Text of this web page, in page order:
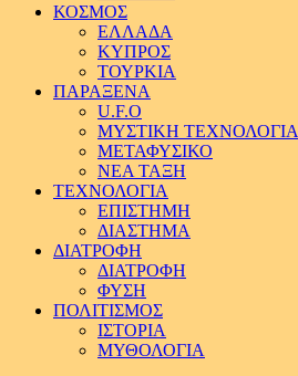
ΚΟΣΜΟΣ
ΕΛΛΑΔΑ
ΚΥΠΡΟΣ
ΤΟΥΡΚΙΑ
ΠΑΡΑΞΕΝΑ
U.F.O
ΜΥΣΤΙΚΗ ΤΕΧΝΟΛΟΓΙΑ
ΜΕΤΑΦΥΣΙΚΟ
ΝΕΑ ΤΑΞΗ
ΤΕΧΝΟΛΟΓΙΑ
ΕΠΙΣΤΗΜΗ
ΔΙΑΣΤΗΜΑ
ΔΙΑΤΡΟΦΗ
ΔΙΑΤΡΟΦΗ
ΦΥΣΗ
ΠΟΛΙΤΙΣΜΟΣ
ΙΣΤΟΡΙΑ
ΜΥΘΟΛΟΓΙΑ